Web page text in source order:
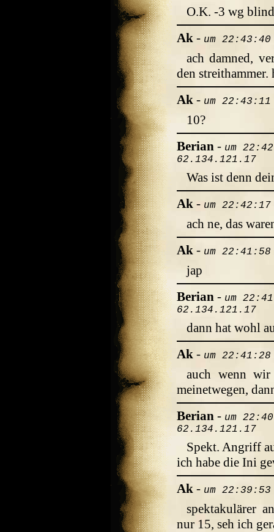
O.K. -3 wg
Ak - um
ach damned,
den streithammer.
Ak - um
10?
Berian - um
62.134.121.17
Was ist denn
Ak - um
ach ne, das
Ak - um
jap
Berian - um
62.134.121.17
dann hat wohl
Ak - um
auch wenn wir
meinetwegen,
Berian - um
62.134.121.17
Spekt. Angriff
ich habe die Ini
Ak - um
spektakulärer
nur 15, seh ich